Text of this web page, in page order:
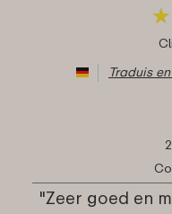
★
★
Traduis
"Zeer goed en